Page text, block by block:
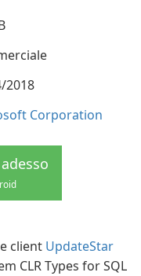
2018
Corporation
client UpdateStar
CLR Types for SQL